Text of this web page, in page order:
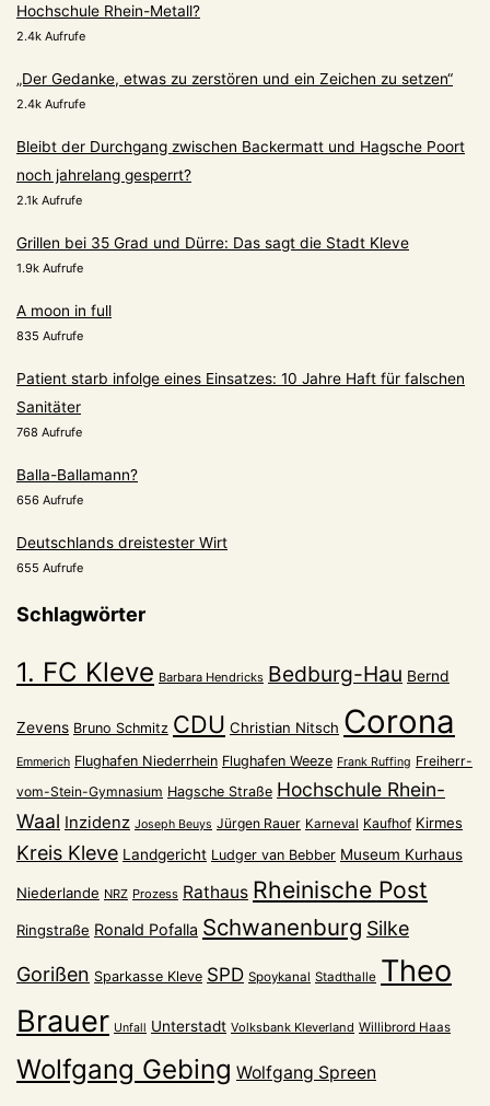
Hochschule Rhein-Metall?
2.4k Aufrufe
„Der Gedanke, etwas zu zerstören und ein Zeichen zu setzen“
2.4k Aufrufe
Bleibt der Durchgang zwischen Backermatt und Hagsche Poort
noch jahrelang gesperrt?
2.1k Aufrufe
Grillen bei 35 Grad und Dürre: Das sagt die Stadt Kleve
1.9k Aufrufe
A moon in full
835 Aufrufe
Patient starb infolge eines Einsatzes: 10 Jahre Haft für falschen
Sanitäter
768 Aufrufe
Balla-Ballamann?
656 Aufrufe
Deutschlands dreistester Wirt
655 Aufrufe
Schlagwörter
1. FC Kleve Barbara Hendricks Bedburg-Hau Bernd
Zevens Bruno Schmitz CDU Christian Nitsch Corona
Emmerich Flughafen Niederrhein Flughafen Weeze Frank Ruffing Freiherr-
vom-Stein-Gymnasium Hagsche Straße Hochschule Rhein-
Waal Inzidenz Joseph Beuys Jürgen Rauer Karneval Kaufhof Kirmes
Kreis Kleve Landgericht Ludger van Bebber Museum Kurhaus
Niederlande NRZ Prozess Rathaus Rheinische Post
Ringstraße Ronald Pofalla Schwanenburg Silke
Gorißen Sparkasse Kleve SPD Spoykanal Stadthalle Theo
Brauer Unfall Unterstadt Volksbank Kleverland Willibrord Haas
Wolfgang Gebing Wolfgang Spreen